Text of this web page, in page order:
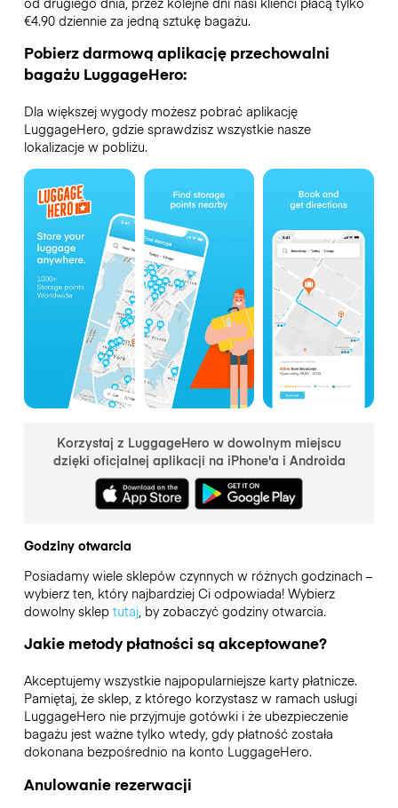
€4.90 dziennie za jedną sztukę bagażu.
Pobierz darmową aplikację przechowalni
bagażu LuggageHero:
Dla większej wygody możesz pobrać aplikację
LuggageHero, gdzie sprawdzisz wszystkie nasze
lokalizacje w pobliżu.
Korzystaj z LuggageHero w dowolnym miejscu
dzięki oficjalnej aplikacji na iPhone'a i Androida
Godziny otwarcia
Posiadamy wiele sklepów czynnych w różnych godzinach –
wybierz ten, który najbardziej Ci odpowiada! Wybierz
dowolny sklep tutaj, by zobaczyć godziny otwarcia.
Jakie metody płatności są akceptowane?
Akceptujemy wszystkie najpopularniejsze karty płatnicze.
Pamiętaj, że sklep, z którego korzystasz w ramach usługi
LuggageHero nie przyjmuje gotówki i że ubezpieczenie
bagażu jest ważne tylko wtedy, gdy płatność została
dokonana bezpośrednio na konto LuggageHero.
Anulowanie rezerwacji